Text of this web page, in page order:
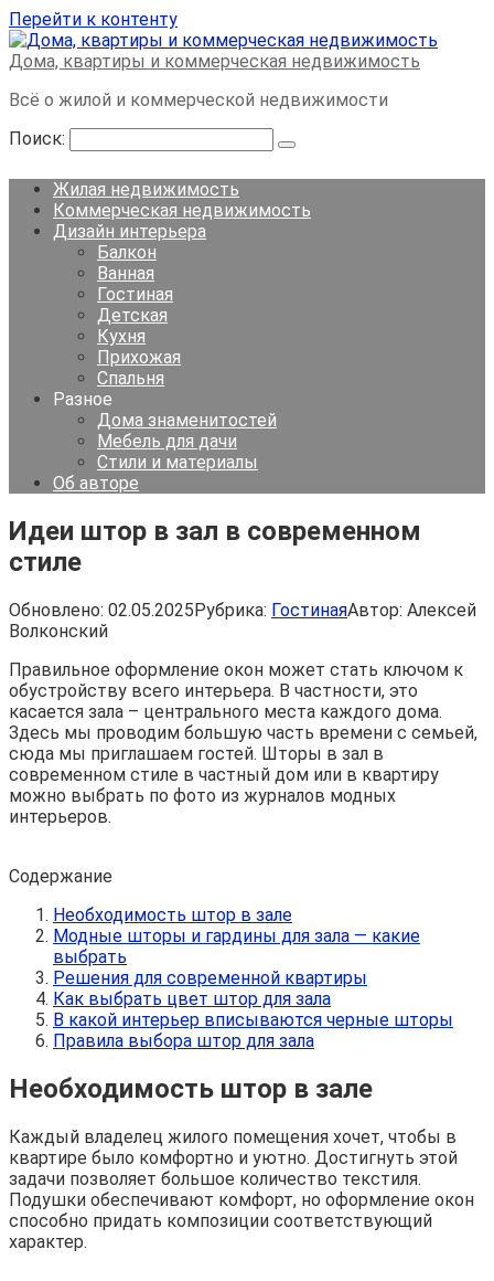
Перейти к контенту
Дома, квартиры и коммерческая недвижимость
Всё о жилой и коммерческой недвижимости
Поиск:
Жилая недвижимость
Коммерческая недвижимость
Дизайн интерьера
Балкон
Ванная
Гостиная
Детская
Кухня
Прихожая
Спальня
Разное
Дома знаменитостей
Мебель для дачи
Стили и материалы
Об авторе
Идеи штор в зал в современном
стиле
Обновлено: 02.05.2025Рубрика: ГостинаяАвтор: Алексей
Волконский
Правильное оформление окон может стать ключом к
обустройству всего интерьера. В частности, это
касается зала – центрального места каждого дома.
Здесь мы проводим большую часть времени с семьей,
сюда мы приглашаем гостей. Шторы в зал в
современном стиле в частный дом или в квартиру
можно выбрать по фото из журналов модных
интерьеров.
Содержание
Необходимость штор в зале
Модные шторы и гардины для зала — какие
выбрать
Решения для современной квартиры
Как выбрать цвет штор для зала
В какой интерьер вписываются черные шторы
Правила выбора штор для зала
Необходимость штор в зале
Каждый владелец жилого помещения хочет, чтобы в
квартире было комфортно и уютно. Достигнуть этой
задачи позволяет большое количество текстиля.
Подушки обеспечивают комфорт, но оформление окон
способно придать композиции соответствующий
характер.